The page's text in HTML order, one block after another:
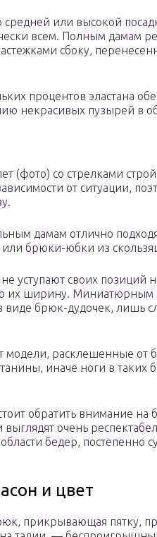
средней или высокой
всем. Полным дамам
сбоку,
процентов эластана
некрасивых пузырей в
(фото) со стрелками
от ситуации,
дамам отлично
брюки-юбки из
уступают своих позиций
их ширину. Миниатюрным
брюк-дудочек, лишь
расклешенные от
иначе ноги в таких
обратить внимание на
выглядят очень
бедер, постепенно
и цвет
прикрывающая пятку,